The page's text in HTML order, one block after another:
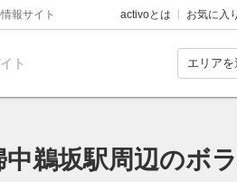
報サイト activoとは お気に入り
ト
中鵜坂駅周辺のボ